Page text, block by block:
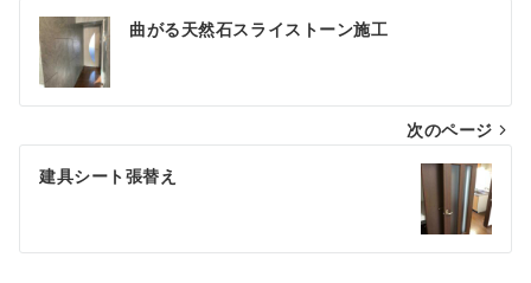
投
稿
ナ
ビ
ゲ
シ
曲がる天然石スライストーン施工
次のページ
建具シート張替え